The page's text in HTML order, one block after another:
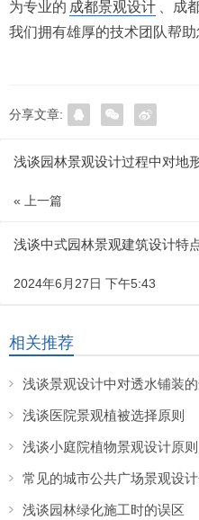
为专业的 成都景观设计
、成
我们拥有雄厚的技术团队帮
分享文章:
浅谈园林景观设计过程中对地
« 上一篇
浅谈中式园林景观建筑设计特
2024年6月27日 下午5:43
相关推荐
浅谈景观设计中对透水铺装
浅谈医院景观植被选择原则
浅谈小庭院植物景观设计原则
常见的城市公共广场景观设
浅谈园林绿化施工时的误区